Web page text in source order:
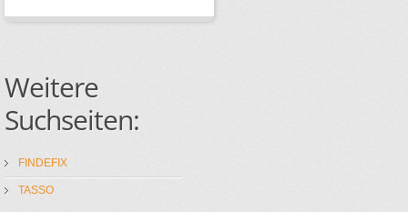
Weitere
Suchseiten:
FINDEFIX
TASSO